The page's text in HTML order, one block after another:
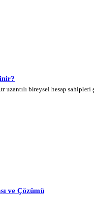
uzantılı bireysel hesap
ve Çözümü